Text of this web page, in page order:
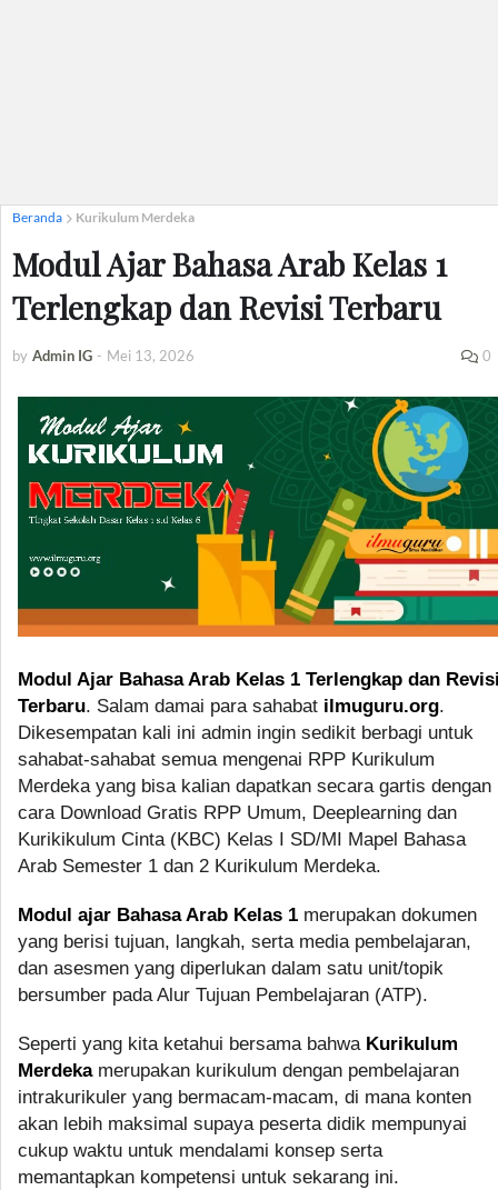
Beranda Kurikulum Merdeka
Modul Ajar Bahasa Arab Kelas 1
Terlengkap dan Revisi Terbaru
by Admin IG - Mei 13, 2026 0
Modul Ajar Bahasa Arab Kelas 1 Terlengkap dan
Terbaru. Salam damai para sahabat ilmuguru.org.
Dikesempatan kali ini admin ingin sedikit berbagi untuk
sahabat-sahabat semua mengenai RPP Kurikulum
Merdeka yang bisa kalian dapatkan secara gartis dengan
cara Download Gratis RPP Umum, Deeplearning dan
Kurikikulum Cinta (KBC) Kelas I SD/MI Mapel Bahasa
Arab Semester 1 dan 2 Kurikulum Merdeka.
Modul ajar Bahasa Arab Kelas 1 merupakan dokumen
yang berisi tujuan, langkah, serta media pembelajaran,
dan asesmen yang diperlukan dalam satu unit/topik
bersumber pada Alur Tujuan Pembelajaran (ATP).
Seperti yang kita ketahui bersama bahwa Kurikulum
Merdekamerupakan kurikulum dengan pembelajaran
intrakurikuler yang bermacam-macam, di mana konten
akan lebih maksimal supaya peserta didik mempunyai
cukup waktu untuk mendalami konsep serta
memantapkan kompetensi untuk sekarang ini.